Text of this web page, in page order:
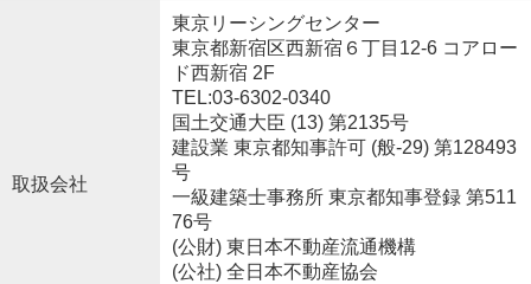
取扱会社
東京リーシングセンター
東京都新宿区西新宿６丁目12-6 コアロー
ド西新宿 2F
TEL:03-6302-0340
国土交通大臣 (13) 第2135号
建設業 東京都知事許可 (般-29) 第128493
号
一級建築士事務所 東京都知事登録 第511
76号
(公財) 東日本不動産流通機構
(公社) 全日本不動産協会